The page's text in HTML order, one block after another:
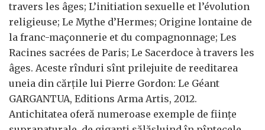
travers les âges; L’initiation sexuelle et l’évolution
religieuse; Le Mythe d’Hermes; Origine lontaine de
la franc-maçonnerie et du compagnonnage; Les
Racines sacrées de Paris; Le Sacerdoce à travers les
âges. Aceste rînduri sînt prilejuite de reeditarea
uneia din cărţile lui Pierre Gordon: Le Géant
GARGANTUA, Editions Arma Artis, 2012.
Antichitatea oferă numeroase exemple de fiinţe